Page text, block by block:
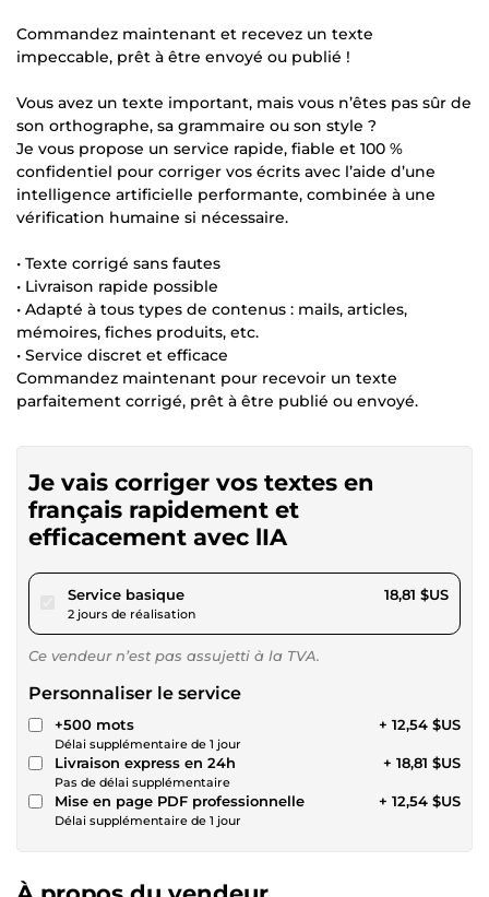
Commandez maintenant et recevez un texte
impeccable, prêt à être envoyé ou publié !
Vous avez un texte important, mais vous n’êtes pas sûr de
son orthographe, sa grammaire ou son style ?
Je vous propose un service rapide, fiable et 100 %
confidentiel pour corriger vos écrits avec l’aide d’une
intelligence artificielle performante, combinée à une
vérification humaine si nécessaire.
• Texte corrigé sans fautes
• Livraison rapide possible
• Adapté à tous types de contenus : mails, articles,
mémoires, fiches produits, etc.
• Service discret et efficace
Commandez maintenant pour recevoir un texte
parfaitement corrigé, prêt à être publié ou envoyé.
Je vais corriger vos textes en
français rapidement et
efficacement avec lIA
Service basiquepour 17,34 $US
2 jours de réalisation
18,81 $US
Ce vendeur n’est pas assujetti à la TVA.
Personnaliser le service
+500 mots
Délai supplémentaire de 1 jour
+ 12,54 $US
Livraison express en 24h
Pas de délai supplémentaire
+ 18,81 $US
Mise en page PDF professionnelle
Délai supplémentaire de 1 jour
+ 12,54 $US